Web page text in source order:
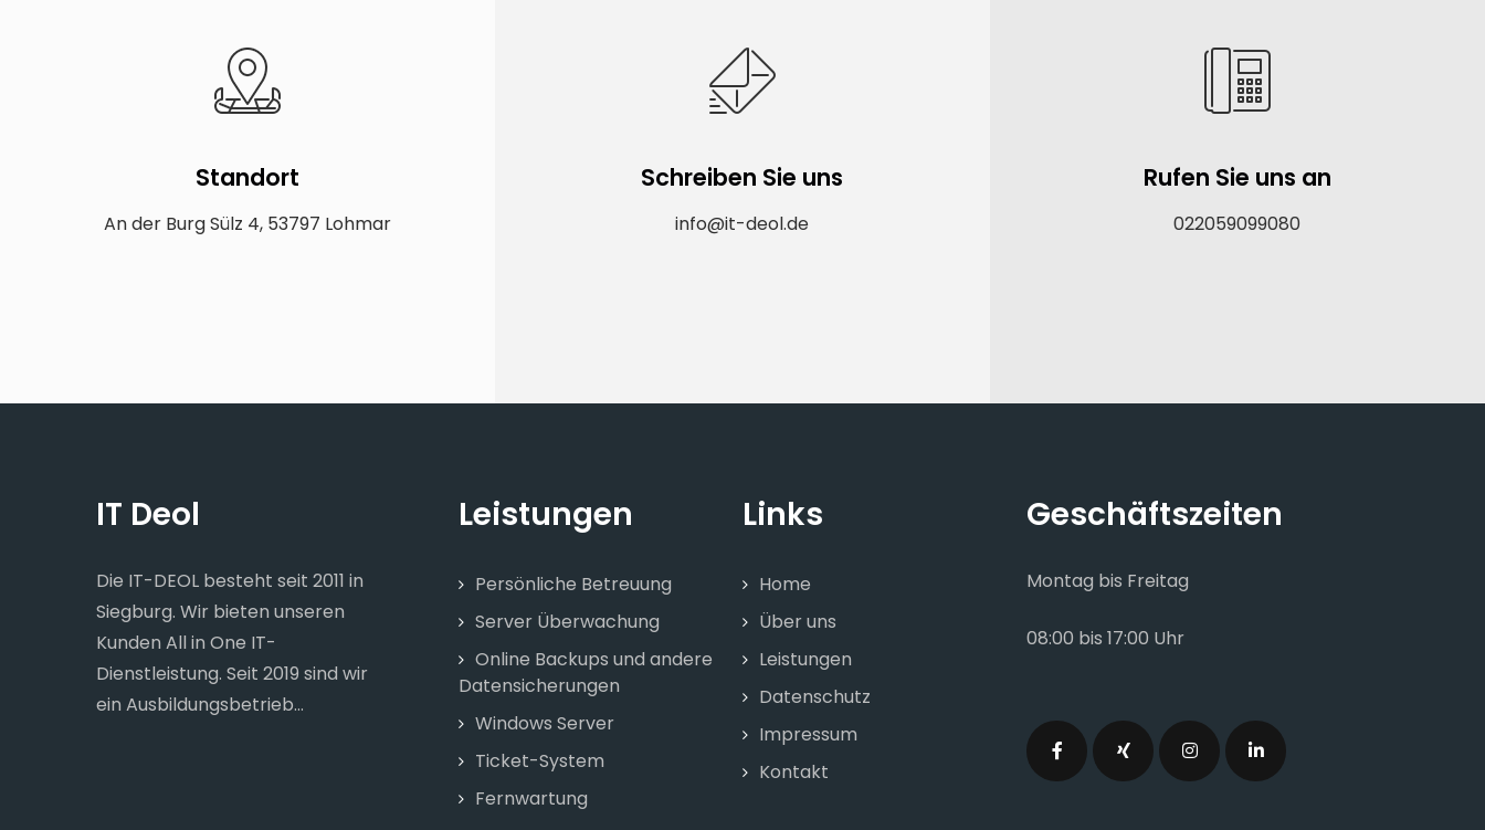
Standort
An der Burg Sülz 4, 53797 Lohmar
Schreiben Sie uns
info@it-deol.de
Rufen Sie uns an
022059099080
IT Deol
Die IT-DEOL besteht seit 2011 in
Siegburg. Wir bieten unseren
Kunden All in One IT-
Dienstleistung. Seit 2019 sind wir
ein Ausbildungsbetrieb...
Leistungen
Persönliche Betreuung
Server Überwachung
Online Backups und andere
Datensicherungen
Windows Server
Ticket-System
Fernwartung
Links
Home
Über uns
Leistungen
Datenschutz
Impressum
Kontakt
Geschäftszeiten
Montag bis Freitag
08:00 bis 17:00 Uhr